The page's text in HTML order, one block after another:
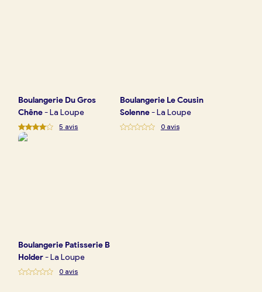
Je crée mon compte Connexion
Boulangerie Du Gros
Chêne-La Loupe
5 avis
Boulangerie Le Cousin
Solenne-La Loupe
0avis
Boulangerie Patisserie B
Holder-La Loupe
0 avis